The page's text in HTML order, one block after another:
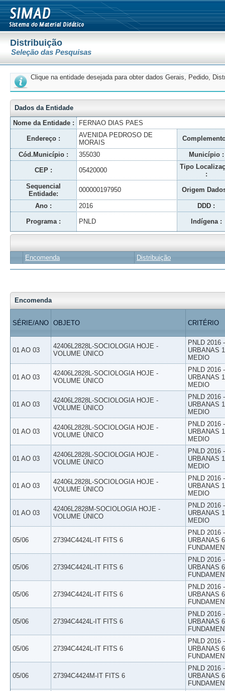
Distribuição
Seleção das Pesquisas
Clique na entidade desejada para obter dados Gerais, Pedido,
Dados da Entidade
Nome da Entidade :
FERNAO DIAS PAES
Endereço :
AVENIDA PEDROSO DE
MORAIS
Cód.Município : 355030 Município :
CEP : 05420000
Tipo
:
Sequencial
Entidade:
000000197950 Origem
Ano : 2016 DDD :
Programa : PNLD Indígena :
Encomenda Distribuição
Encomenda
SÉRIE/ANO OBJETO CRITÉRIO
01 AO 03
42406L2828L-SOCIOLOGIA HOJE -
VOLUME ÚNICO
PNLD 2016
URBANAS
MEDIO
01 AO 03
42406L2828L-SOCIOLOGIA HOJE -
VOLUME ÚNICO
PNLD 2016
URBANAS
MEDIO
01 AO 03
42406L2828L-SOCIOLOGIA HOJE -
VOLUME ÚNICO
PNLD 2016
URBANAS
MEDIO
01 AO 03
42406L2828L-SOCIOLOGIA HOJE -
VOLUME ÚNICO
PNLD 2016
URBANAS
MEDIO
01 AO 03
42406L2828L-SOCIOLOGIA HOJE -
VOLUME ÚNICO
PNLD 2016
URBANAS
MEDIO
01 AO 03
42406L2828L-SOCIOLOGIA HOJE -
VOLUME ÚNICO
PNLD 2016
URBANAS
MEDIO
01 AO 03
42406L2828M-SOCIOLOGIA HOJE -
VOLUME ÚNICO
PNLD 2016
URBANAS
MEDIO
05/06 27394C4424L-IT FITS 6
PNLD 2016
URBANAS
05/06 27394C4424L-IT FITS 6
PNLD 2016
URBANAS
05/06 27394C4424L-IT FITS 6
PNLD 2016
URBANAS
05/06 27394C4424L-IT FITS 6
PNLD 2016
URBANAS
05/06 27394C4424L-IT FITS 6
PNLD 2016
URBANAS
05/06 27394C4424M-IT FITS 6
PNLD 2016
URBANAS